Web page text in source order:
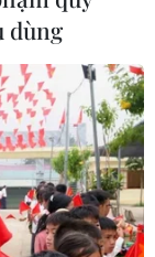
dùng